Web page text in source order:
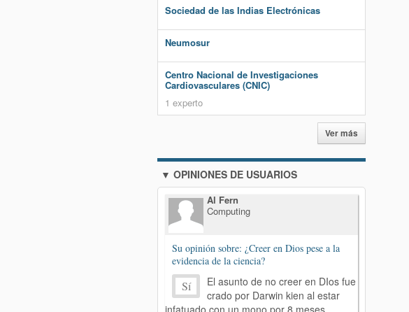
Sociedad de las Indias Electrónicas
Neumosur
Centro Nacional de Investigaciones
Cardiovasculares (CNIC)
1 experto
Ver más
▼ OPINIONES DE USUARIOS
Al Fern
Computing
Su opinión sobre: ¿Creer en Dios pese a la
evidencia de la ciencia?
Sí
El asunto de no creer en DIos fue
crado por Darwin kien al estar
infatuado con un mono por 8 meses